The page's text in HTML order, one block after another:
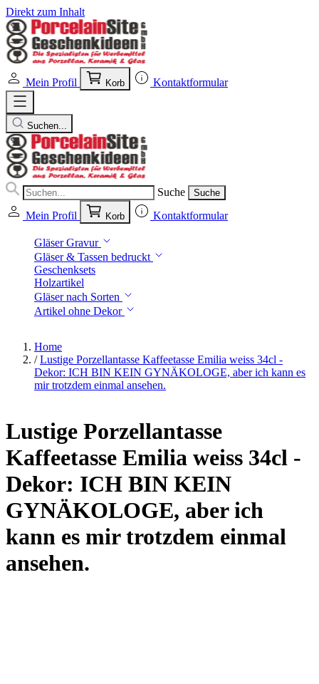
Direkt zum Inhalt
Mein Profil Korb Kontaktformular
Suchen...
Suche Suche
Mein Profil Korb Kontaktformular
Gläser Gravur
Gläser & Tassen bedruckt
Geschenksets
Holzartikel
Gläser nach Sorten
Artikel ohne Dekor
Home
/ Lustige Porzellantasse Kaffeetasse Emilia weiss 34cl -
Dekor: ICH BIN KEIN GYNÄKOLOGE, aber ich kann es
mir trotzdem einmal ansehen.
Lustige Porzellantasse
Kaffeetasse Emilia weiss 34cl -
Dekor: ICH BIN KEIN
GYNÄKOLOGE, aber ich
kann es mir trotzdem einmal
ansehen.